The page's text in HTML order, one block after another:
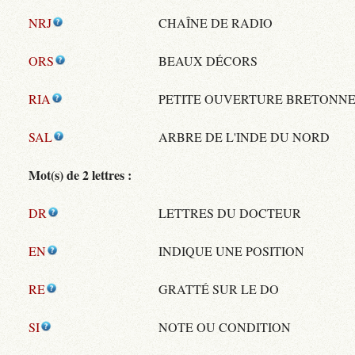
NRJ CHAÎNE DE RADIO
ORS BEAUX DÉCORS
RIA PETITE OUVERTURE BRETONNE
SAL ARBRE DE L'INDE DU NORD
Mot(s) de 2 lettres :
DR LETTRES DU DOCTEUR
EN INDIQUE UNE POSITION
RE GRATTÉ SUR LE DO
SI NOTE OU CONDITION